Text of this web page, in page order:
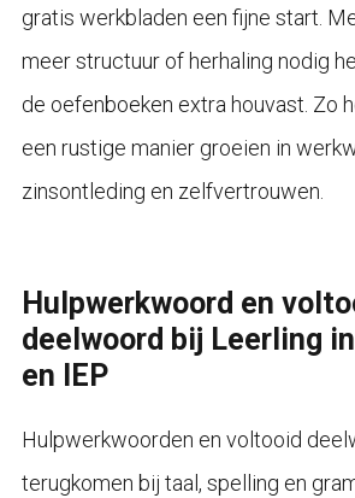
gratis werkbladen een fijne start.
meer structuur of herhaling nodig
de oefenboeken extra houvast. Zo
een rustige manier groeien in
zinsontleding en zelfvertrouwen.
Hulpwerkwoord en
deelwoord bij Leerling
en IEP
Hulpwerkwoorden en voltooid
terugkomen bij taal, spelling en